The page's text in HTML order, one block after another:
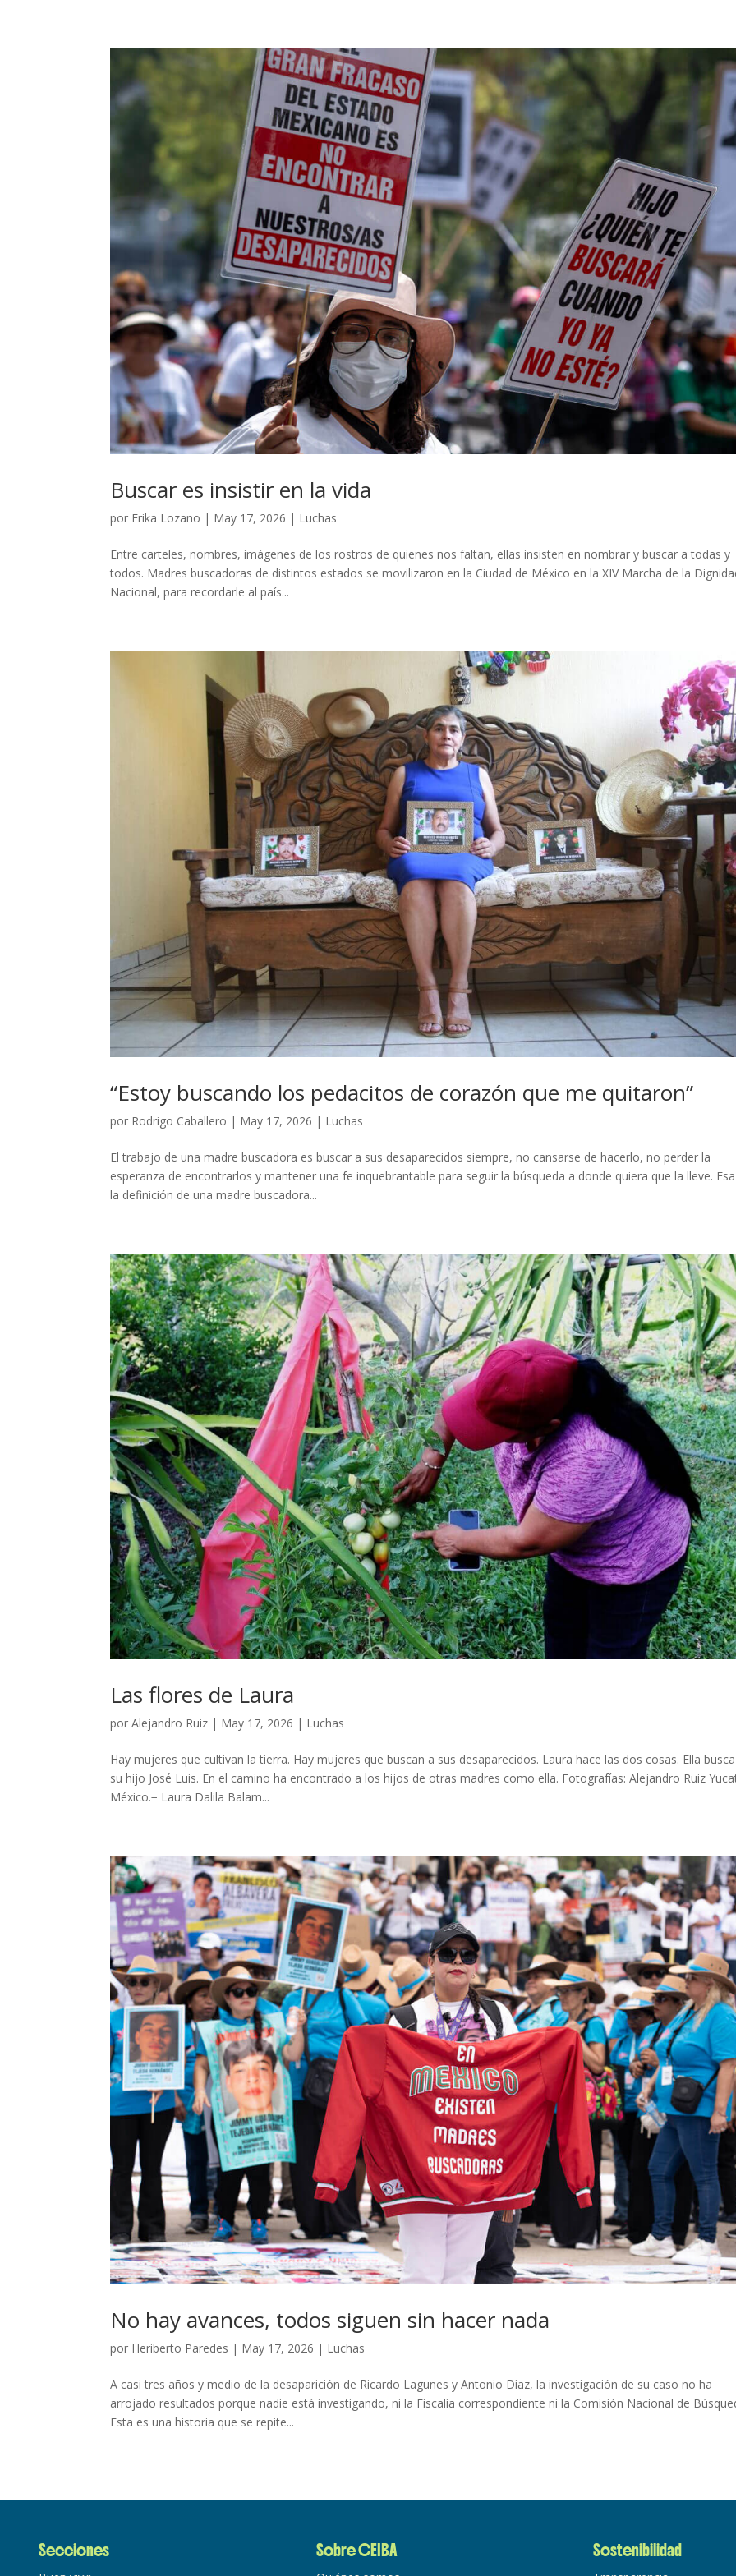
Buscar es insistir en la vida
por Erika Lozano | May 17, 2026 | Luchas
Entre carteles, nombres, imágenes de los rostros de quienes nos faltan, ellas insisten en nombrar y buscar a todas y
todos. Madres buscadoras de distintos estados se movilizaron en la Ciudad de México en la XIV Marcha de la
Nacional, para recordarle al país...
“Estoy buscando los pedacitos de corazón que me quitaron”
por Rodrigo Caballero | May 17, 2026 | Luchas
El trabajo de una madre buscadora es buscar a sus desaparecidos siempre, no cansarse de hacerlo, no perder la
esperanza de encontrarlos y mantener una fe inquebrantable para seguir la búsqueda a donde quiera que la lleve.
la definición de una madre buscadora...
Las flores de Laura
porAlejandro Ruiz | May 17, 2026 | Luchas
Hay mujeres que cultivan la tierra. Hay mujeres que buscan a sus desaparecidos. Laura hace las dos cosas. Ella
su hijo José Luis. En el camino ha encontrado a los hijos de otras madres como ella. Fotografías: Alejandro Ruiz
México.− Laura Dalila Balam...
No hay avances, todos siguen sin hacer nada
por Heriberto Paredes | May 17, 2026 | Luchas
A casi tres años y medio de la desaparición de Ricardo Lagunes y Antonio Díaz, la investigación de su caso no ha
arrojado resultados porque nadie está investigando, ni la Fiscalía correspondiente ni la Comisión Nacional de
Esta es una historia que se repite...
Secciones Sobre CEIBA Sostenibilidad